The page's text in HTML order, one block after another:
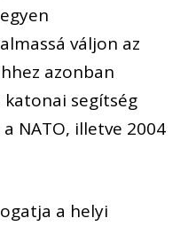
váljon az
azonban
katonai segítség
NATO, illetve 2004
a helyi